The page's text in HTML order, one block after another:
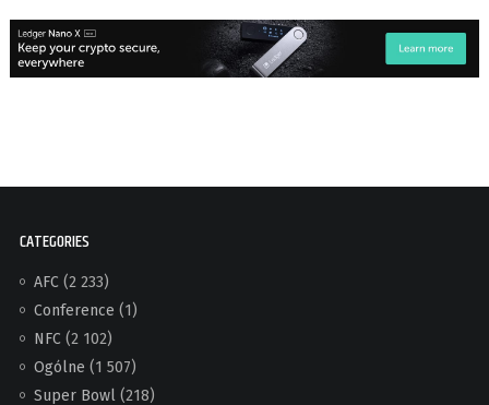
CATEGORIES
AFC(2 233)
Conference (1)
NFC(2 102)
Ogólne (1 507)
Super Bowl(218)